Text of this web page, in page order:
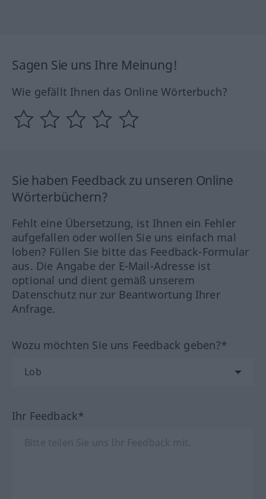
Sagen Sie uns Ihre Meinung!
Wie gefällt Ihnen das Online Wörterbuch?
Sie haben Feedback zu unseren Online
Wörterbüchern?
Fehlt eine Übersetzung, ist Ihnen ein Fehler
aufgefallen oder wollen Sie uns einfach mal
loben? Füllen Sie bitte das Feedback-Formular
aus. Die Angabe der E-Mail-Adresse ist
optional und dient gemäß unserem
Datenschutz nur zur Beantwortung Ihrer
Anfrage.
Wozu möchten Sie uns Feedback geben?*
Ihr Feedback*